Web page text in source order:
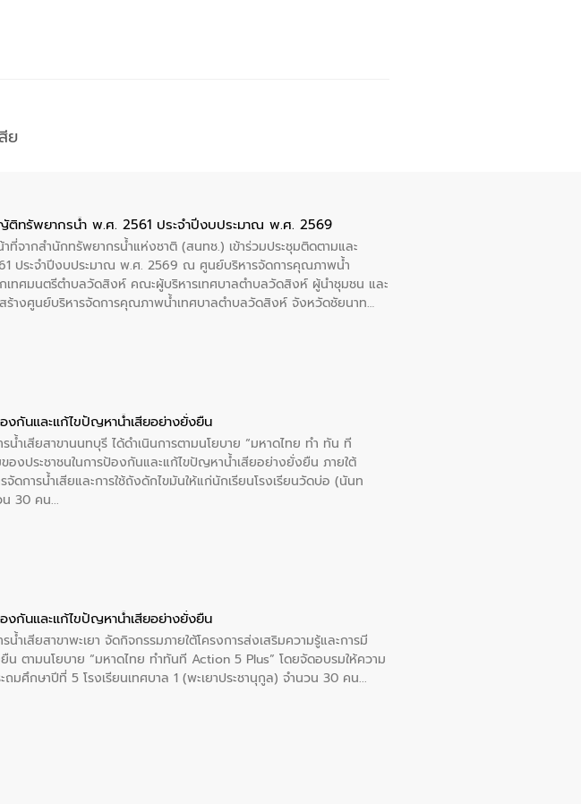
ย
ญัติทรัพยากรน้ำ พ.ศ. 2561 ประจำปีงบประมาณ พ.ศ. 2569
จากสำนักทรัพยากรน้ำแห่งชาติ (สนทช.) เข้าร่วมประชุมติดตามและ
ประจำปีงบประมาณ พ.ศ. 2569 ณ ศูนย์บริหารจัดการคุณภาพน้ำ
ทศมนตรีตำบลวัดสิงห์ คณะผู้บริหารเทศบาลตำบลวัดสิงห์ ผู้นำชุมชน และ
ร้างศูนย์บริหารจัดการคุณภาพน้ำเทศบาลตำบลวัดสิงห์ จังหวัดชัยนาท
งกันและแก้ไขปัญหาน้ำเสียอย่างยั่งยืน
เสียสาขานนทบุรี ได้ดำเนินการตามนโยบาย “มหาดไทย ทำ ทัน ที
องประชาชนในการป้องกันและแก้ไขปัญหาน้ำเสียอย่างยั่งยืน ภายใต้
ดการน้ำเสียและการใช้ถังดักไขมันให้แก่นักเรียนโรงเรียนวัดบ่อ (นันท
น 30 คน
งกันและแก้ไขปัญหาน้ำเสียอย่างยั่งยืน
สียสาขาพะเยา จัดกิจกรรมภายใต้โครงการส่งเสริมความรู้และการมี
ตามนโยบาย “มหาดไทย ทำทันที Action 5 Plus” โดยจัดอบรมให้ความ
มศึกษาปีที่ 5 โรงเรียนเทศบาล 1 (พะเยาประชานุกูล) จำนวน 30 คน